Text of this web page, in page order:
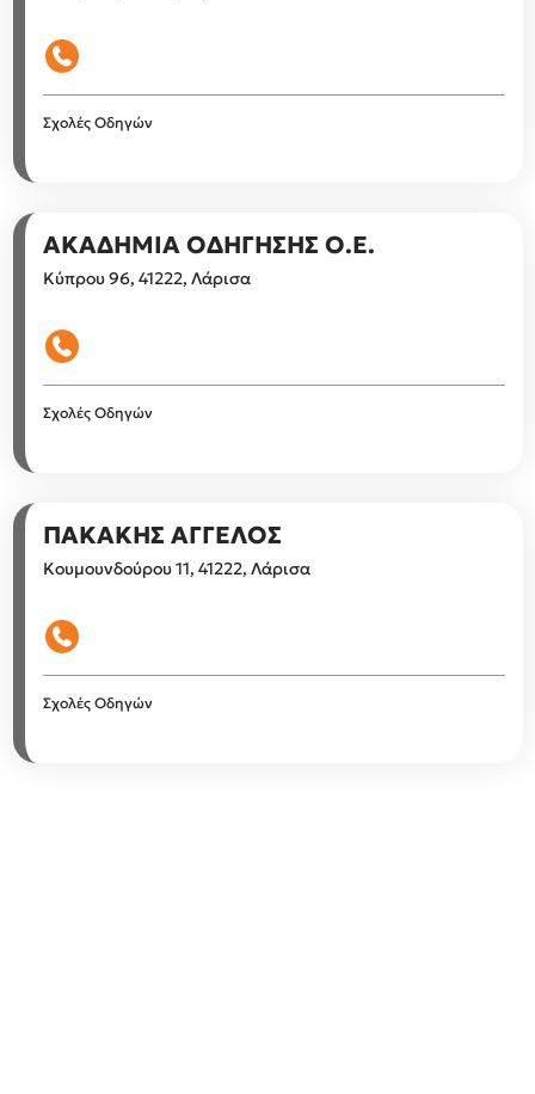
Σχολές Οδηγών
ΑΚΑΔΗΜΙΑ ΟΔΗΓΗΣΗΣ Ο.Ε.
Κύπρου 96, 41222, Λάρισα
Σχολές Οδηγών
ΠΑΚΑΚΗΣ ΑΓΓΕΛΟΣ
Κουμουνδούρου 11, 41222, Λάρισα
Σχολές Οδηγών